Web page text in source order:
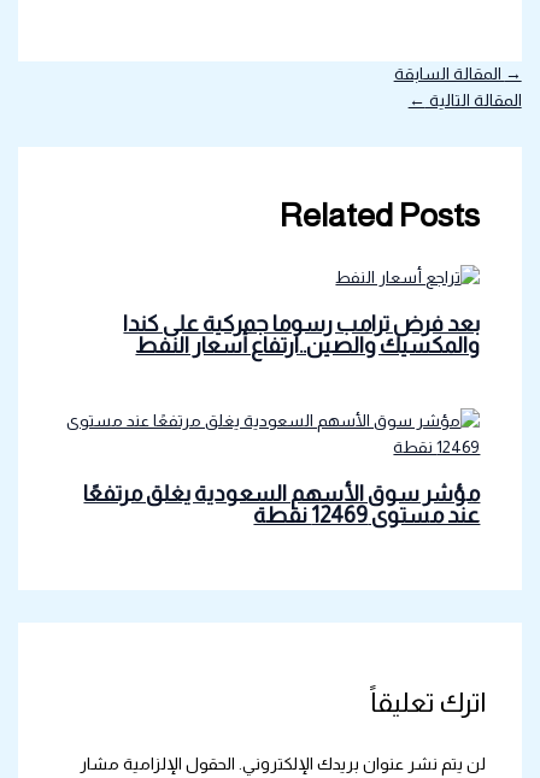
→
المقالة السابقة
المقالة التالية ←
Related Posts
بعد فرض ترامب رسوما جمركية على كندا
والمكسيك والصين..ارتفاع أسعار النفط
مؤشر سوق الأسهم السعودية يغلق مرتفعًا
عند مستوى 12469 نقطة
اترك تعليقاً
لن يتم نشر عنوان بريدك الإلكتروني. الحقول الإلزامية مشار